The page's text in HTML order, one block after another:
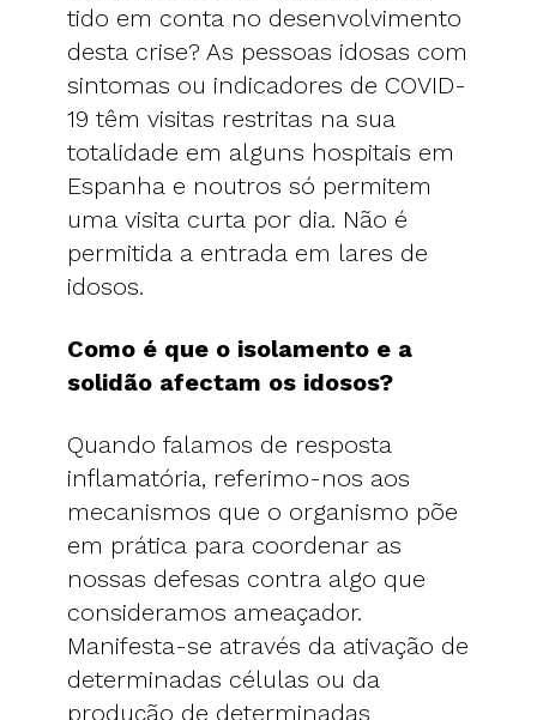
tido em conta no desenvolvimento
desta crise? As pessoas idosas com
sintomas ou indicadores de COVID-
19 têm visitas restritas na sua
totalidade em alguns hospitais em
Espanha e noutros só permitem
uma visita curta por dia. Não é
permitida a entrada em lares de
idosos.
Como é que o isolamento e a
solidão afectam os idosos?
Quando falamos de resposta
inflamatória, referimo-nos aos
mecanismos que o organismo põe
em prática para coordenar as
nossas defesas contra algo que
consideramos ameaçador.
Manifesta-se através da ativação de
determinadas células ou da
produção de determinadas